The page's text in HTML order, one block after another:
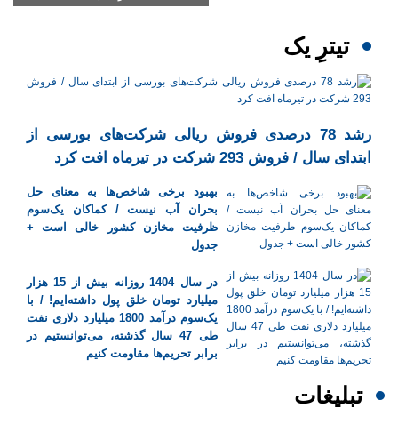
تیترِ یک
رشد 78 درصدی فروش ریالی شرکت‌های بورسی از
ابتدای سال / فروش 293 شرکت در تیرماه افت کرد
بهبود برخی شاخص‌ها به معنای حل
بحران آب نیست / کماکان یک‌سوم
ظرفیت مخازن کشور خالی است +
جدول
در سال 1404 روزانه بیش از 15 هزار
میلیارد تومان خلق پول داشته‌ایم! / با
یک‌سوم درآمد 1800 میلیارد دلاری نفت
طی 47 سال گذشته، می‌توانستیم در
برابر تحریم‌ها مقاومت کنیم
تبلیغات